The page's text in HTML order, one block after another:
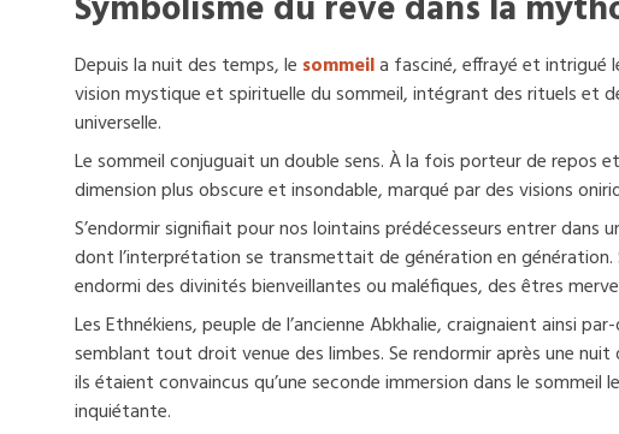
Depuis la nuit des temps, le sommeila fasciné, effrayé et intrigué
vision mystique et spirituelle du sommeil, intégrant des rituels et
universelle.
Le sommeil conjuguait un double sens. À la fois porteur de repos
dimension plus obscure et insondable, marqué par des visions
S’endormir signifiait pour nos lointains prédécesseurs entrer dans
dont l’interprétation se transmettait de génération en génération.
endormi des divinités bienveillantes ou maléfiques, des êtres
Les Ethnékiens, peuple de l’ancienne Abkhalie, craignaient ainsi
semblant tout droit venue des limbes. Se rendormir après une
ils étaient convaincus qu’une seconde immersion dans le
inquiétante.